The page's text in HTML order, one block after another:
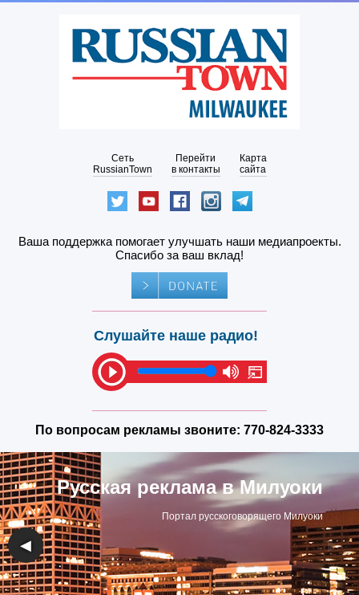
Сеть
RussianTown
Перейти
в контакты
Карта
сайта
Ваша поддержка помогает улучшать наши медиапроекты.
Спасибо за ваш вклад!
Слушайте наше радио!
По вопросам рекламы звоните: 770-824-3333
Русская реклама в Милуоки
Портал русскоговорящего Милуоки
◀ ▶